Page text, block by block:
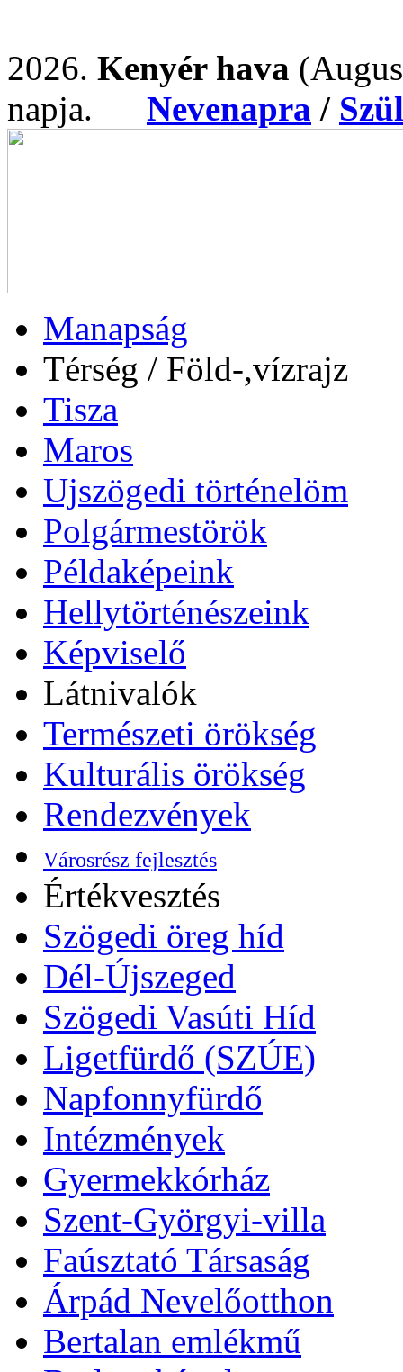
2026. Kenyér hava
napja. Nevenapra /
Manapság
Térség / Föld-,vízrajz
Tisza
Maros
Ujszögedi történelöm
Polgármestörök
Példaképeink
Hellytörténészeink
Képviselő
Látnivalók
Természeti örökség
Kulturális örökség
Rendezvények
Városrész fejlesztés
Értékvesztés
Szögedi öreg híd
Dél-Újszeged
Szögedi Vasúti Híd
Ligetfürdő (SZÚE)
Napfonnyfürdő
Intézmények
Gyermekkórház
Szent-Györgyi-villa
Faúsztató Társaság
Árpád Nevelőotthon
Bertalan emlékmű